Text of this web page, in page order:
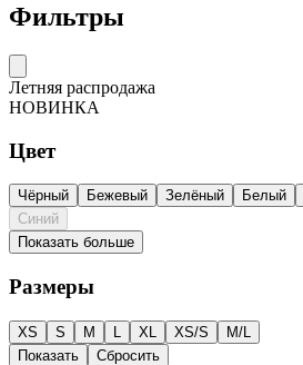
Фильтры
Летняя распродажа
НОВИНКА
Цвет
Чёрный Бежевый Зелёный Белый
Синий
Показать больше
Размеры
XS S M L XL XS/S
M/L
Показать
Сбросить